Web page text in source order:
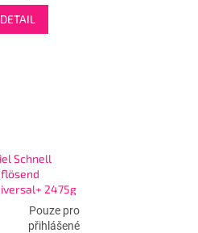
DETAIL
Schnell
2475g
prášek 45
cyklů
Pouze pro
přihlášené